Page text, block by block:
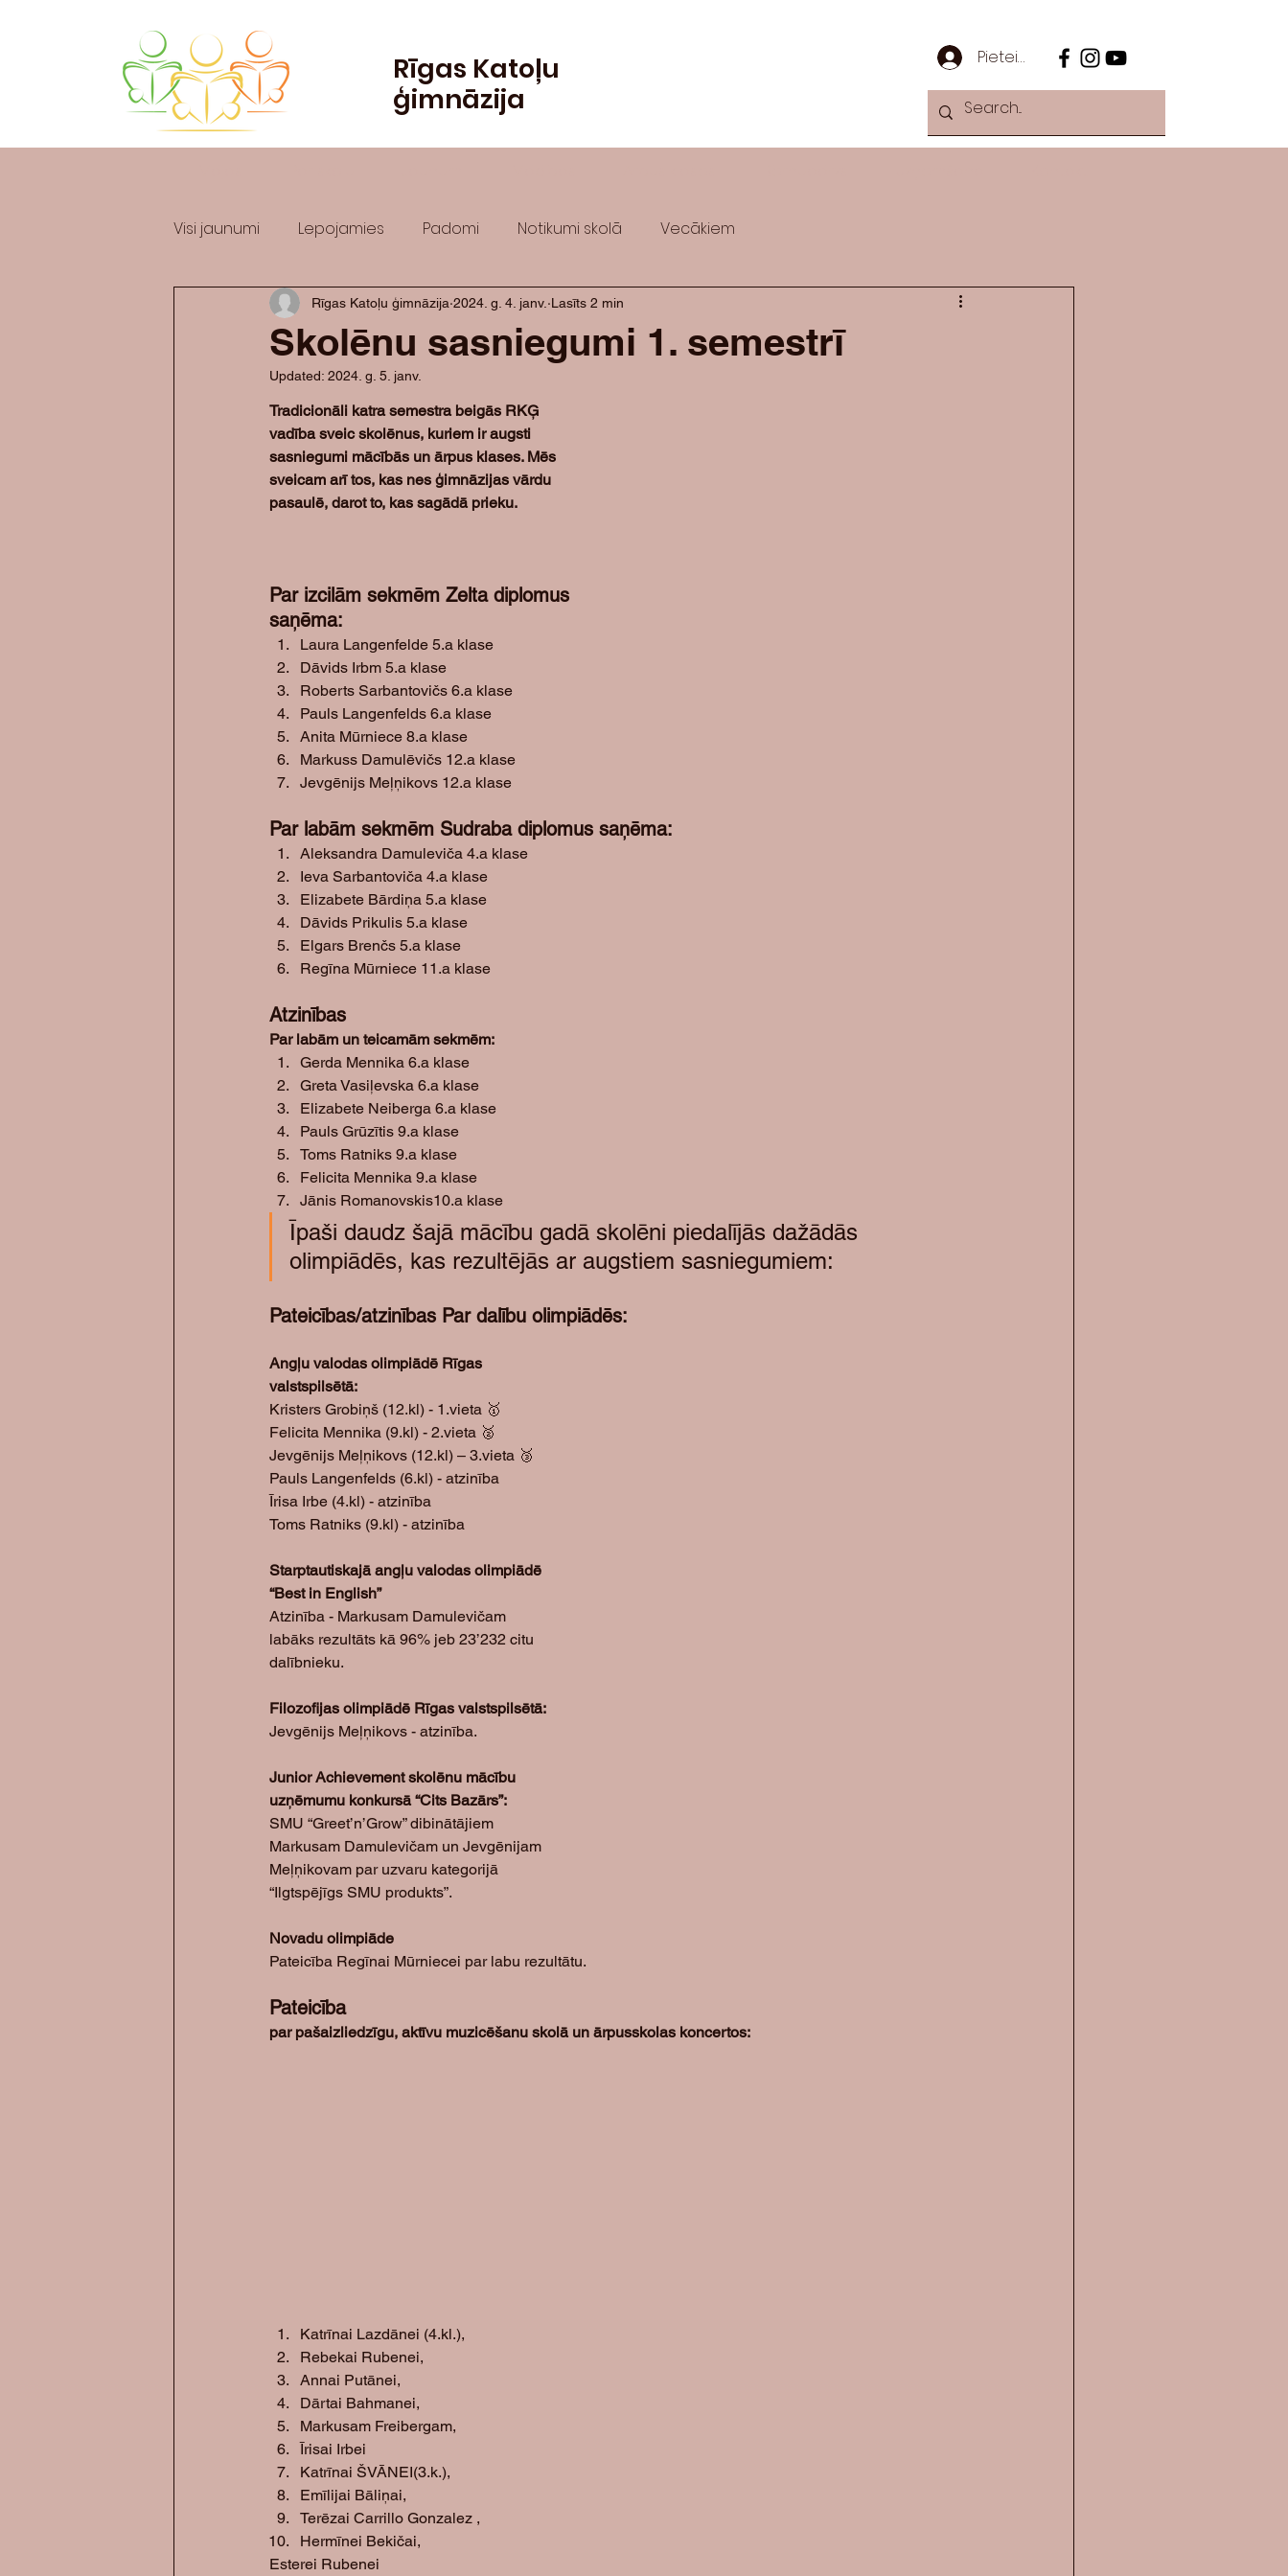
Rīgas Katoļu
ģimnāzija
Pieteikties
Visi jaunumi Lepojamies Padomi Notikumi skolā Vecākiem
Skolēnu sasniegumi 1. semestrī
Rīgas Katoļu ģimnāzija 2024. g. 4. janv. Lasīts 2 min
Updated: 2024. g. 5. janv.
Tradicionāli katra semestra beigās RKĢ
vadība sveic skolēnus, kuriem ir augsti
sasniegumi mācībās un ārpus klases. Mēs
sveicam arī tos, kas nes ģimnāzijas vārdu
pasaulē, darot to, kas sagādā prieku.
Par izcilām sekmēm Zelta diplomus
saņēma:
Laura Langenfelde 5.a klase
Dāvids Irbm 5.a klase
Roberts Sarbantovičs 6.a klase
Pauls Langenfelds 6.a klase
Anita Mūrniece 8.a klase
Markuss Damulēvičs 12.a klase
Jevgēnijs Meļņikovs 12.a klase
Par labām sekmēm Sudraba diplomus saņēma:
Aleksandra Damuleviča 4.a klase
Ieva Sarbantoviča 4.a klase
Elizabete Bārdiņa 5.a klase
Dāvids Prikulis 5.a klase
Elgars Brenčs 5.a klase
Regīna Mūrniece 11.a klase
Atzinības
Par labām un teicamām sekmēm:
Gerda Mennika 6.a klase
Greta Vasiļevska 6.a klase
Elizabete Neiberga 6.a klase
Pauls Grūzītis 9.a klase
Toms Ratniks 9.a klase
Felicita Mennika 9.a klase
Jānis Romanovskis10.a klase
Īpaši daudz šajā mācību gadā skolēni piedalījās dažādās
olimpiādēs, kas rezultējās ar augstiem sasniegumiem:
Pateicības/atzinības Par dalību olimpiādēs:
Angļu valodas olimpiādē Rīgas
valstspilsētā:
Kristers Grobiņš (12.kl) - 1.vieta 🥇
Felicita Mennika (9.kl) - 2.vieta 🥈
Jevgēnijs Meļņikovs (12.kl) – 3.vieta 🥉
Pauls Langenfelds (6.kl) - atzinība
Īrisa Irbe (4.kl) - atzinība
Toms Ratniks (9.kl) - atzinība
Starptautiskajā angļu valodas olimpiādē
“Best in English”
Atzinība - Markusam Damulevičam
labāks rezultāts kā 96% jeb 23’232 citu
dalībnieku.
Filozofijas olimpiādē Rīgas valstspilsētā:
Jevgēnijs Meļņikovs - atzinība.
Junior Achievement skolēnu mācību
uzņēmumu konkursā “Cits Bazārs”:
SMU “Greet’n’Grow” dibinātājiem
Markusam Damulevičam un Jevgēnijam
Meļņikovam par uzvaru kategorijā
“Ilgtspējīgs SMU produkts”.
Novadu olimpiāde
Pateicība Regīnai Mūrniecei par labu rezultātu.
Pateicība
par pašaizliedzīgu, aktīvu muzicēšanu skolā un ārpusskolas koncertos:
Katrīnai Lazdānei (4.kl.),
Rebekai Rubenei,
Annai Putānei,
Dārtai Bahmanei,
Markusam Freibergam,
Īrisai Irbei
Katrīnai ŠVĀNEI(3.k.),
Emīlijai Bāliņai,
Terēzai Carrillo Gonzalez ,
Hermīnei Bekičai,
Esterei Rubenei